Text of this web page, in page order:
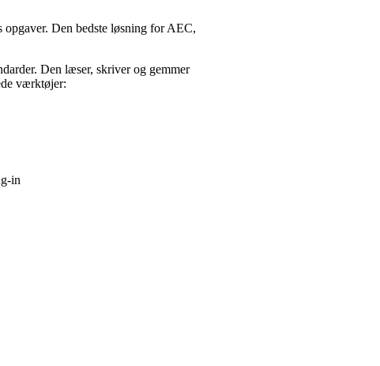
Den bedste løsning for AEC,
Den læser, skriver og gemmer
værktøjer:
in